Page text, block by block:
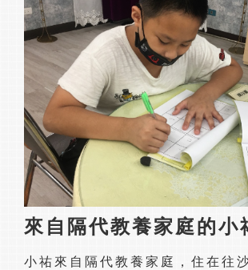
來自隔代教養家庭的小
小祐來自隔代教養家庭，住在往